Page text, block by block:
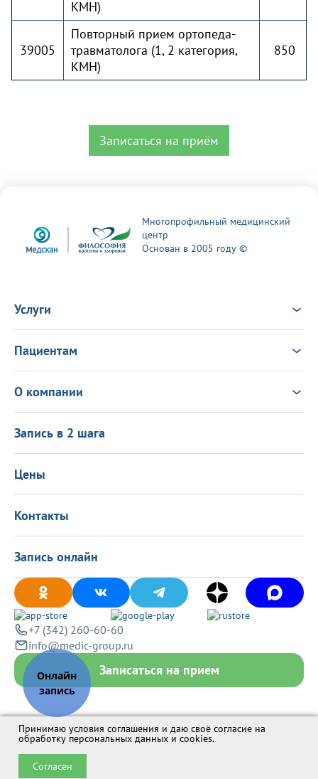
КМН)
39005
Повторный прием ортопеда-
травматолога (1, 2 категория,
КМН)
850
Записаться на приём
Многопрофильный медицинский
центр
Основан в 2005 году ©
Услуги
Врачи
Консультация Онлайн
Выезд врача на дом
Пациентам
Новости
Политика в области качества
Подарочные сертификаты
Программа лояльности
О компании
Информация для пациентов
Лицензиии
Вакансии
Политика конфиденциальности
Запись в 2 шага
Цены
Контакты
Запись онлайн
+7 (342) 260-60-60
info@medic-group.ru
Записаться на прием
Принимаю условия соглашения и даю своё согласие на
обработку персональных данных и cookies.
Согласен